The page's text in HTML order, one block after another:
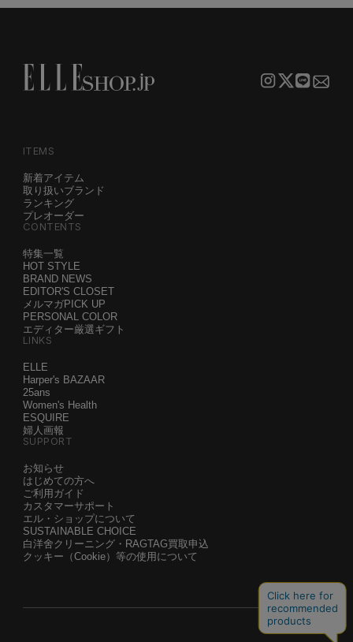
ITEMS
新着アイテム
取り扱いブランド
ランキング
プレオーダー
CONTENTS
特集一覧
HOT STYLE
BRAND NEWS
EDITOR'S CLOSET
メルマガPICK UP
PERSONAL COLOR
エディター厳選ギフト
LINKS
ELLE
Harper's BAZAAR
25ans
Women's Health
ESQUIRE
婦人画報
SUPPORT
お知らせ
はじめての方へ
ご利用ガイド
カスタマーサポート
エル・ショップについて
SUSTAINABLE CHOICE
白洋舍クリーニング・RAGTAG買取申込
クッキー（Cookie）等の使用について